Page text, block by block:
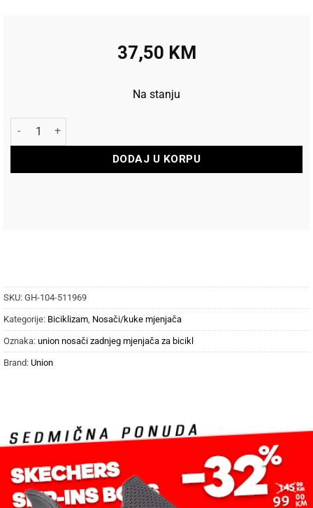
37,50 KM
Na stanju
Union nosač zadnjeg mjenjača GH-104 količina
DODAJ U KORPU
SKU: GH-104-511969
Kategorije: Biciklizam, Nosači/kuke mjenjača
Oznaka: union nosači zadnjeg mjenjača za bicikl
Brand: Union